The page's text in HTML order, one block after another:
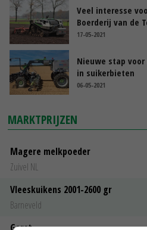
Veel interesse
Boerderij van de
17-05-2021
Nieuwe stap
in suikerbieten
06-05-2021
MARKTPRIJZEN
Magere melkpoeder
Zuivel NL
Vleeskuikens 2001-2600 gr
Barneveld